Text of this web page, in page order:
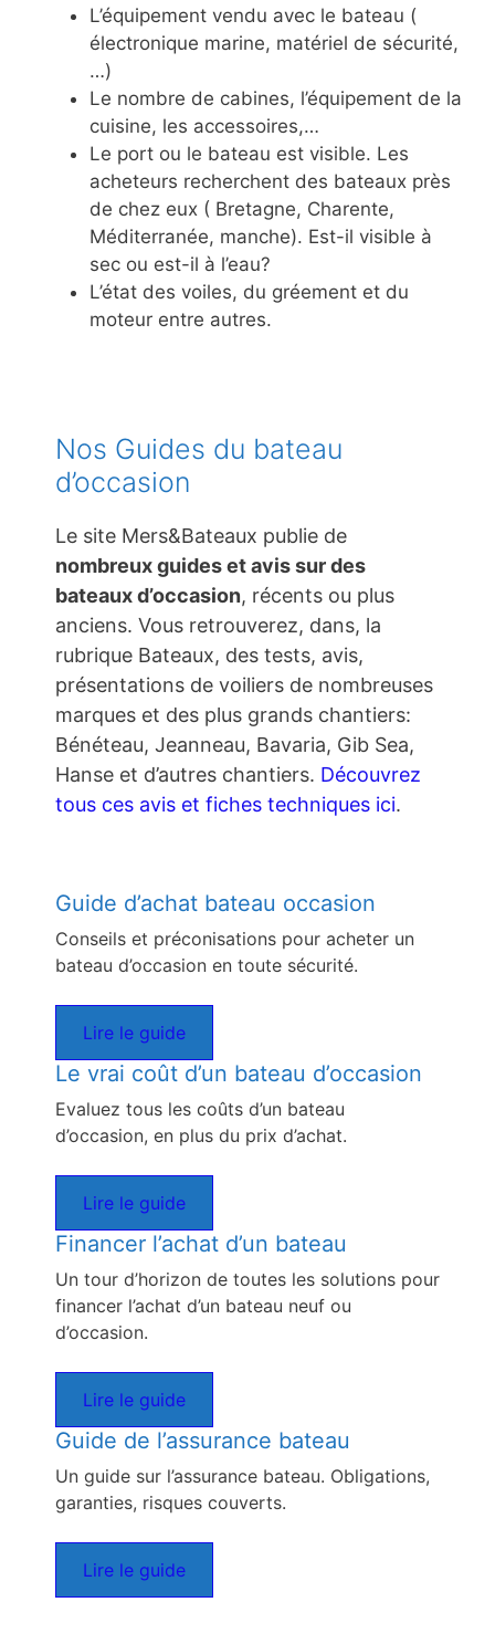
L’équipement vendu avec le bateau (
électronique marine, matériel de sécurité,
…)
Le nombre de cabines, l’équipement de la
cuisine, les accessoires,…
Le port ou le bateau est visible. Les
acheteurs recherchent des bateaux près
de chez eux ( Bretagne, Charente,
Méditerranée, manche). Est-il visible à
sec ou est-il à l’eau?
L’état des voiles, du gréement et du
moteur entre autres.
Nos Guides du bateau
d’occasion
Le site Mers&Bateaux publie de
nombreux guides et avis sur des
bateaux d’occasion, récents ou plus
anciens. Vous retrouverez, dans, la
rubrique Bateaux, des tests, avis,
présentations de voiliers de nombreuses
marques et des plus grands chantiers:
Bénéteau, Jeanneau, Bavaria, Gib Sea,
Hanse et d’autres chantiers. Découvrez
tous ces avis et fiches techniques ici.
Guide d’achat bateau occasion
Conseils et préconisations pour acheter un
bateau d’occasion en toute sécurité.
Lire le guide
Le vrai coût d’un bateau d’occasion
Evaluez tous les coûts d’un bateau
d’occasion, en plus du prix d’achat.
Lire le guide
Financer l’achat d’un bateau
Un tour d’horizon de toutes les solutions pour
financer l’achat d’un bateau neuf ou
d’occasion.
Lire le guide
Guide de l’assurance bateau
Un guide sur l’assurance bateau. Obligations,
garanties, risques couverts.
Lire le guide